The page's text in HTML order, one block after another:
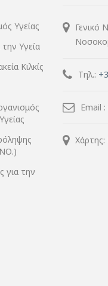
Υγείας
Υγεία
Κιλκίς
για την
Γενικό
Τηλ.:
Email :
Χάρτης: